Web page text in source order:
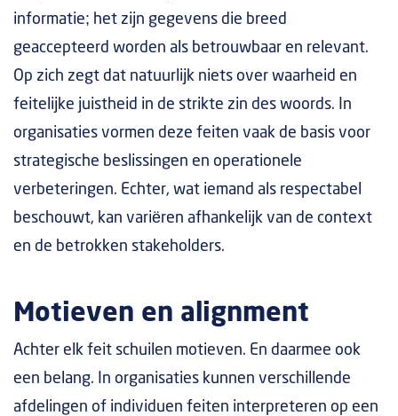
informatie; het zijn gegevens die breed
geaccepteerd worden als betrouwbaar en relevant.
Op zich zegt dat natuurlijk niets over waarheid en
feitelijke juistheid in de strikte zin des woords. In
organisaties vormen deze feiten vaak de basis voor
strategische beslissingen en operationele
verbeteringen. Echter, wat iemand als respectabel
beschouwt, kan variëren afhankelijk van de context
en de betrokken stakeholders.
Motieven en alignment
Achter elk feit schuilen motieven. En daarmee ook
een belang. In organisaties kunnen verschillende
afdelingen of individuen feiten interpreteren op een